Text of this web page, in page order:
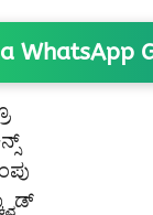
WhatsApp